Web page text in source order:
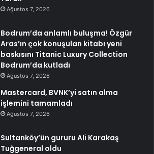
Ağustos 7, 2026
Bodrum’da anlamlı buluşma! Özgür
Aras’ın çok konuşulan kitabı yeni
baskısını Titanic Luxury Collection
Bodrum’da kutladı
Ağustos 7, 2026
Mastercard, BVNK’yi satın alma
işlemini tamamladı
Ağustos 7, 2026
Sultanköy’ün gururu Ali Karakaş
Tuğgeneral oldu